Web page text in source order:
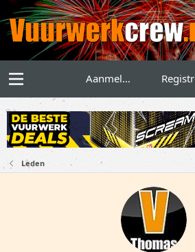
Aanmelden
Leden